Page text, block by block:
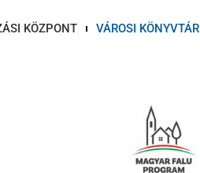
KÖZPONT VÁROSI KÖNYVTÁR